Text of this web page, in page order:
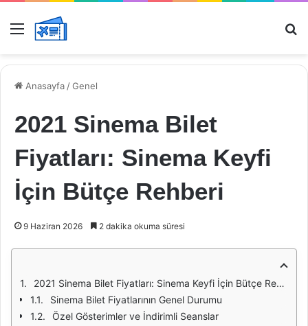
Menü
Anasayfa /Genel
2021 Sinema Bilet
Fiyatları: Sinema Keyfi
İçin Bütçe Rehberi
9 Haziran 2026 2 dakika okuma süresi
2021 Sinema Bilet Fiyatları: Sinema Keyfi İçin Bütçe Rehberi
Sinema Bilet Fiyatlarının Genel Durumu
Özel Gösterimler ve İndirimli Seanslar